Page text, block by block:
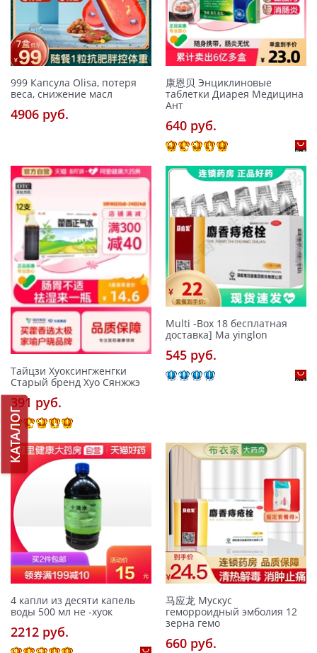
КАТАЛОГ
999 Капсула Olisa, потеря
веса, снижение масл
4906 pуб.
康恩贝 Энциклиновые
таблетки Диарея Медицина
Ант
640 pуб.
Тайцзи Хуоксингженгки
Старый бренд Хуо Сянжжэ
391 pуб.
Multi -Box 18 бесплатная
доставка] Ma yinglon
545 pуб.
4 капли из десяти капель
воды 500 мл не -хуок
2212 pуб.
马应龙 Мускус
геморроидный эмболия 12
зерна гемо
660 pуб.